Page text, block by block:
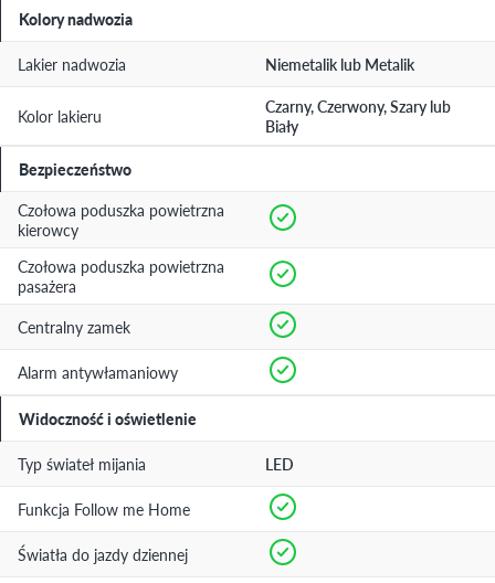
Kolory nadwozia
Lakier nadwozia Niemetalik lub Metalik
Kolor lakieru
Czarny, Czerwony, Szary lub
Biały
Bezpieczeństwo
Czołowa poduszka powietrzna
kierowcy
Czołowa poduszka powietrzna
pasażera
Centralny zamek
Alarm antywłamaniowy
Widoczność i oświetlenie
Typ świateł mijania LED
Funkcja Follow me Home
Światła do jazdy dziennej